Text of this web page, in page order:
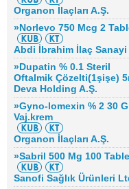
Organon İlaçları A.Ş.
»Norlevo 750 Mcg 2
Abdi İbrahim İlaç Sanayi
»Dupatin % 0.1 Steril
Oftalmik Çözelti(1şişe)
Deva Holding A.Ş.
»Gyno-lomexin % 2 30
Vaj.krem
Organon İlaçları A.Ş.
»Sabril 500 Mg 100
Sanofi Sağlık Ürünleri